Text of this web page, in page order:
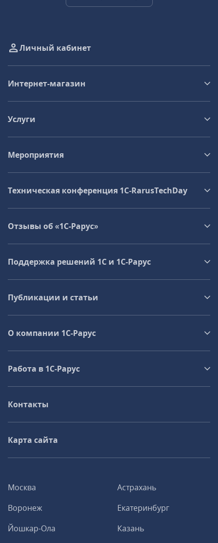
Москва
Астрахань
Воронеж
Екатеринбург
Йошкар-Ола
Казань
Личный кабинет
Интернет-магазин
Услуги
Мероприятия
Техническая конференция 1C‑RarusTechDay
Отзывы об «1С-Рарус»
Поддержка решений 1С и 1С‑Рарус
Публикации и статьи
О компании 1C-Рарус
Работа в 1С‑Рарус
Контакты
Карта сайта